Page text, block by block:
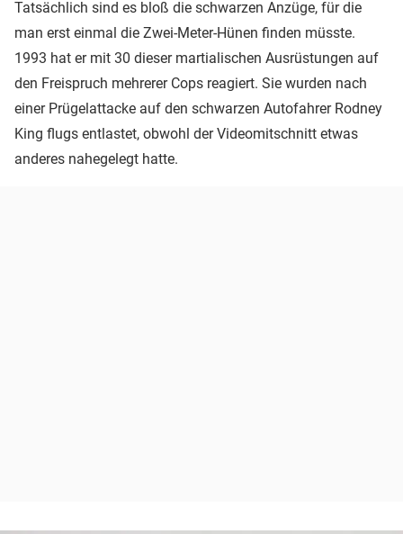
Tatsächlich sind es bloß die schwarzen Anzüge, für die
man erst einmal die Zwei-Meter-Hünen finden müsste.
1993 hat er mit 30 dieser martialischen Ausrüstungen auf
den Freispruch mehrerer Cops reagiert. Sie wurden nach
einer Prügelattacke auf den schwarzen Autofahrer Rodney
King flugs entlastet, obwohl der Videomitschnitt etwas
anderes nahegelegt hatte.